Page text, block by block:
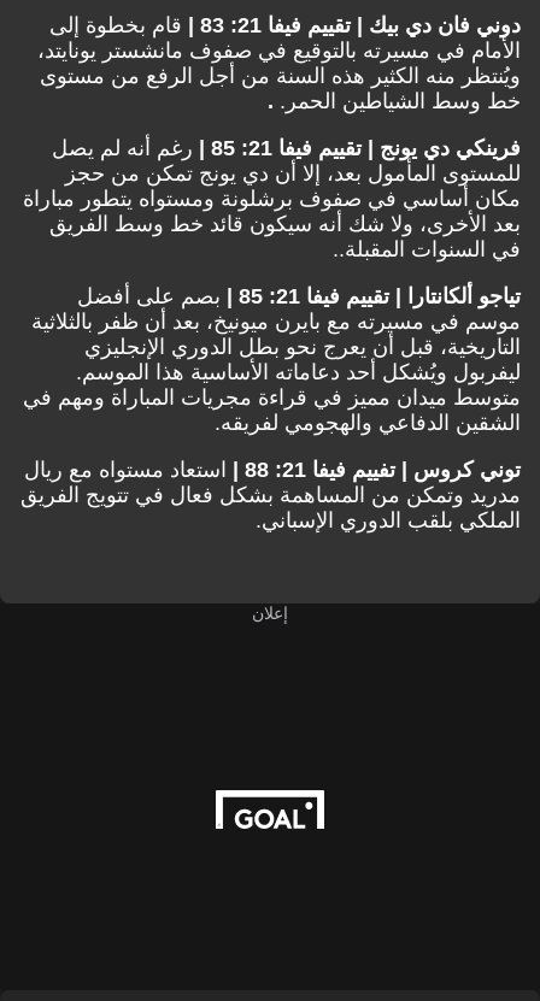
دوني فان دي بيك | تقييم فيفا 21: 83 |
قام بخطوة إلى
الأمام في مسيرته بالتوقيع في صفوف مانشستر يونايتد،
ويُنتظر منه الكثير هذه السنة من أجل الرفع من مستوى
خط وسط الشياطين الحمر. .
فرينكي دي يونج | تقييم فيفا 21: 85 |
رغم أنه لم يصل
للمستوى المأمول بعد، إلا أن دي يونج تمكن من حجز
مكان أساسي في صفوف برشلونة ومستواه يتطور مباراة
بعد الأخرى، ولا شك أنه سيكون قائد خط وسط الفريق
في السنوات المقبلة..
تياجو ألكانتارا | تقييم فيفا 21: 85 |
بصم على أفضل
موسم في مسيرته مع بايرن ميونيخ، بعد أن ظفر بالثلاثية
التاريخية، قبل أن يعرج نحو بطل الدوري الإنجليزي
ليفربول ويُشكل أحد دعاماته الأساسية هذا الموسم.
متوسط ميدان مميز في قراءة مجريات المباراة ومهم في
الشقين الدفاعي والهجومي لفريقه.
توني كروس | تفييم فيفا 21: 88 |
استعاد مستواه مع ريال
مدريد وتمكن من المساهمة بشكل فعال في تتويج الفريق
الملكي بلقب الدوري الإسباني.
إعلان